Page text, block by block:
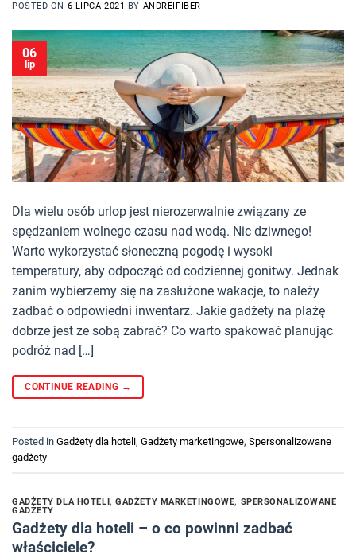
POSTED ON 6 LIPCA 2021 BY ANDREIFIBER
06
lip
Dla wielu osób urlop jest nierozerwalnie związany ze
spędzaniem wolnego czasu nad wodą. Nic dziwnego!
Warto wykorzystać słoneczną pogodę i wysoki
temperatury, aby odpocząć od codziennej gonitwy. Jednak
zanim wybierzemy się na zasłużone wakacje, to należy
zadbać o odpowiedni inwentarz. Jakie gadżety na plażę
dobrze jest ze sobą zabrać? Co warto spakować planując
podróż nad […]
CONTINUE READING →
Posted in Gadżety dla hoteli, Gadżety marketingowe, Spersonalizowane
gadżety
GADŻETY DLA HOTELI,GADŻETY MARKETINGOWE, SPERSONALIZOWANE
GADŻETY
Gadżety dla hoteli – o co powinni zadbać
właściciele?